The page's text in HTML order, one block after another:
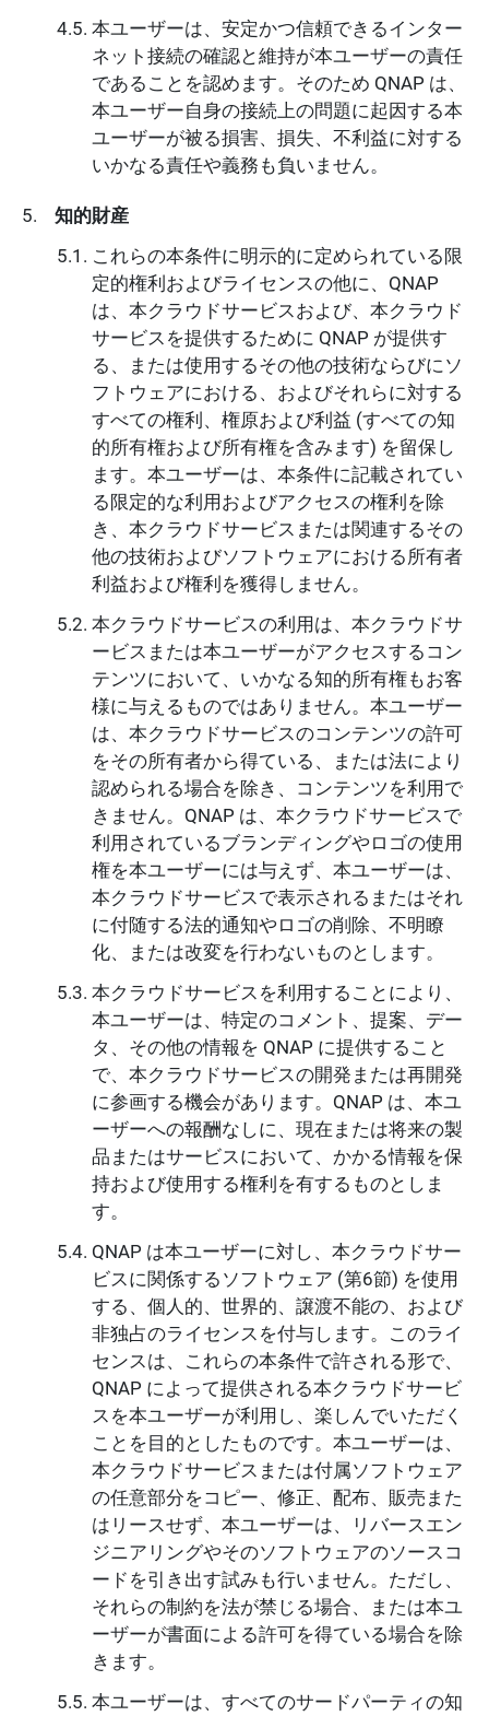
本ユーザーは、安定かつ信頼できるインター
ネット接続の確認と維持が本ユーザーの責任
であることを認めます。そのため QNAP は、
本ユーザー自身の接続上の問題に起因する本
ユーザーが被る損害、損失、不利益に対する
いかなる責任や義務も負いません。
知的財産
これらの本条件に明示的に定められている限
定的権利およびライセンスの他に、QNAP
は、本クラウドサービスおよび、本クラウド
サービスを提供するために QNAP が提供す
る、または使用するその他の技術ならびにソ
フトウェアにおける、およびそれらに対する
すべての権利、権原および利益 (すべての知
的所有権および所有権を含みます) を留保し
ます。本ユーザーは、本条件に記載されてい
る限定的な利用およびアクセスの権利を除
き、本クラウドサービスまたは関連するその
他の技術およびソフトウェアにおける所有者
利益および権利を獲得しません。
本クラウドサービスの利用は、本クラウドサ
ービスまたは本ユーザーがアクセスするコン
テンツにおいて、いかなる知的所有権もお客
様に与えるものではありません。本ユーザー
は、本クラウドサービスのコンテンツの許可
をその所有者から得ている、または法により
認められる場合を除き、コンテンツを利用で
きません。QNAP は、本クラウドサービスで
利用されているブランディングやロゴの使用
権を本ユーザーには与えず、本ユーザーは、
本クラウドサービスで表示されるまたはそれ
に付随する法的通知やロゴの削除、不明瞭
化、または改変を行わないものとします。
本クラウドサービスを利用することにより、
本ユーザーは、特定のコメント、提案、デー
タ、その他の情報を QNAP に提供すること
で、本クラウドサービスの開発または再開発
に参画する機会があります。QNAP は、本ユ
ーザーへの報酬なしに、現在または将来の製
品またはサービスにおいて、かかる情報を保
持および使用する権利を有するものとしま
す。
QNAP は本ユーザーに対し、本クラウドサー
ビスに関係するソフトウェア (第6節) を使用
する、個人的、世界的、譲渡不能の、および
非独占のライセンスを付与します。このライ
センスは、これらの本条件で許される形で、
QNAP によって提供される本クラウドサービ
スを本ユーザーが利用し、楽しんでいただく
ことを目的としたものです。本ユーザーは、
本クラウドサービスまたは付属ソフトウェア
の任意部分をコピー、修正、配布、販売また
はリースせず、本ユーザーは、リバースエン
ジニアリングやそのソフトウェアのソースコ
ードを引き出す試みも行いません。ただし、
それらの制約を法が禁じる場合、または本ユ
ーザーが書面による許可を得ている場合を除
きます。
本ユーザーは、すべてのサードパーティの知